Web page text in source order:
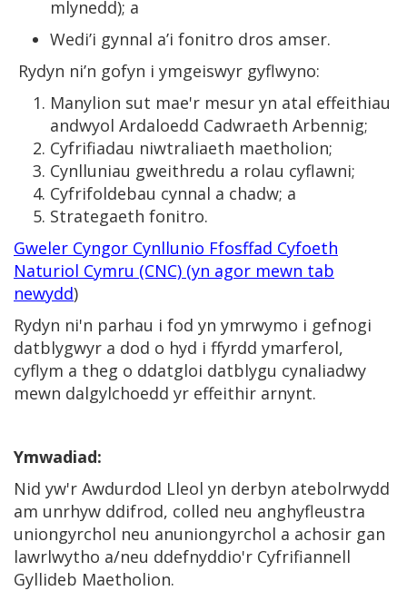
mlynedd); a
Wedi’i gynnal a’i fonitro dros amser.
Rydyn ni’n gofyn i ymgeiswyr gyflwyno:
Manylion sut mae'r mesur yn atal effeithiau
andwyol Ardaloedd Cadwraeth Arbennig;
Cyfrifiadau niwtraliaeth maetholion;
Cynlluniau gweithredu a rolau cyflawni;
Cyfrifoldebau cynnal a chadw; a
Strategaeth fonitro.
Gweler Cyngor Cynllunio Ffosffad Cyfoeth
Naturiol Cymru (CNC) (yn agor mewn tab
newydd)
Rydyn ni'n parhau i fod yn ymrwymo i gefnogi
datblygwyr a dod o hyd i ffyrdd ymarferol,
cyflym a theg o ddatgloi datblygu cynaliadwy
mewn dalgylchoedd yr effeithir arnynt.
Ymwadiad:
Nid yw'r Awdurdod Lleol yn derbyn atebolrwydd
am unrhyw ddifrod, colled neu anghyfleustra
uniongyrchol neu anuniongyrchol a achosir gan
lawrlwytho a/neu ddefnyddio'r Cyfrifiannell
Gyllideb Maetholion.